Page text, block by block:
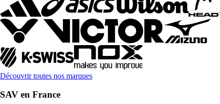
Découvrir toutes nos marques
SAV en France